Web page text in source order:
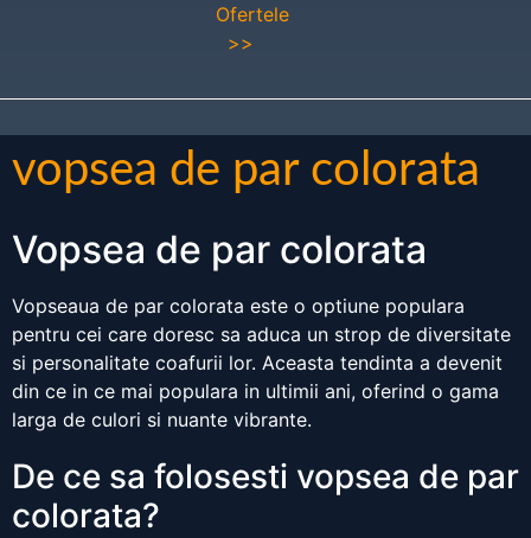
Ofertele
>>
vopsea de par colorata
Vopsea de par colorata
Vopseaua de par colorata este o optiune populara
pentru cei care doresc sa aduca un strop de diversitate
si personalitate coafurii lor. Aceasta tendinta a devenit
din ce in ce mai populara in ultimii ani, oferind o gama
larga de culori si nuante vibrante.
De ce sa folosesti vopsea de par
colorata?